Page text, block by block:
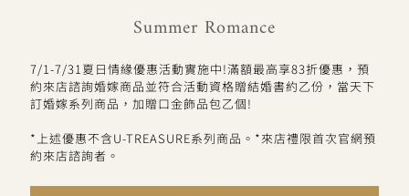
Summer Romance
7/1-7/31夏日情緣優惠活動實施中!滿額最高享83折優惠，預
約來店諮詢婚嫁商品並符合活動資格贈結婚書約乙份，當天下
訂婚嫁系列商品，加贈口金飾品包乙個!
*上述優惠不含U-TREASURE系列商品。*來店禮限首次官網預
約來店諮詢者。